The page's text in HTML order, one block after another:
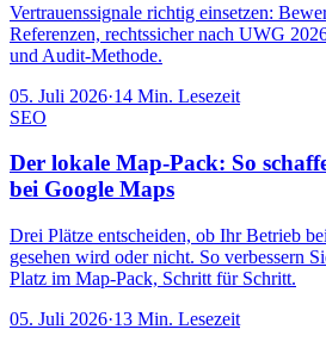
Vertrauenssignale richtig einsetzen:
Referenzen, rechtssicher nach UWG
und Audit-Methode.
05. Juli 2026·14 Min. Lesezeit
SEO
Der lokale Map-Pack: So
bei Google Maps
Drei Plätze entscheiden, ob Ihr Betrieb
gesehen wird oder nicht. So verbessern
Platz im Map-Pack, Schritt für Schritt.
05. Juli 2026·13 Min. Lesezeit